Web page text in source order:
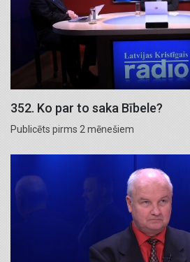
352. Ko par to saka Bībele?
Publicēts pirms 2 mēnešiem